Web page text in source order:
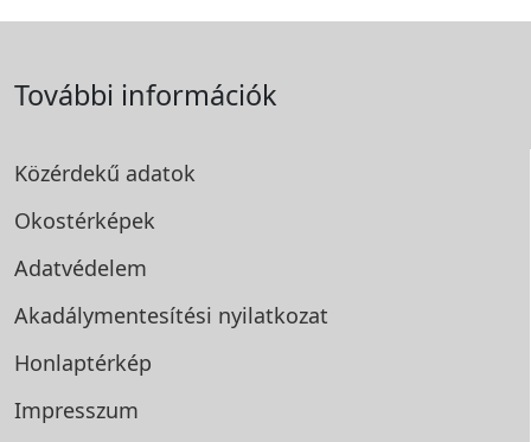
További információk
Közérdekű adatok
Okostérképek
Adatvédelem
Akadálymentesítési nyilatkozat
Honlaptérkép
Impresszum